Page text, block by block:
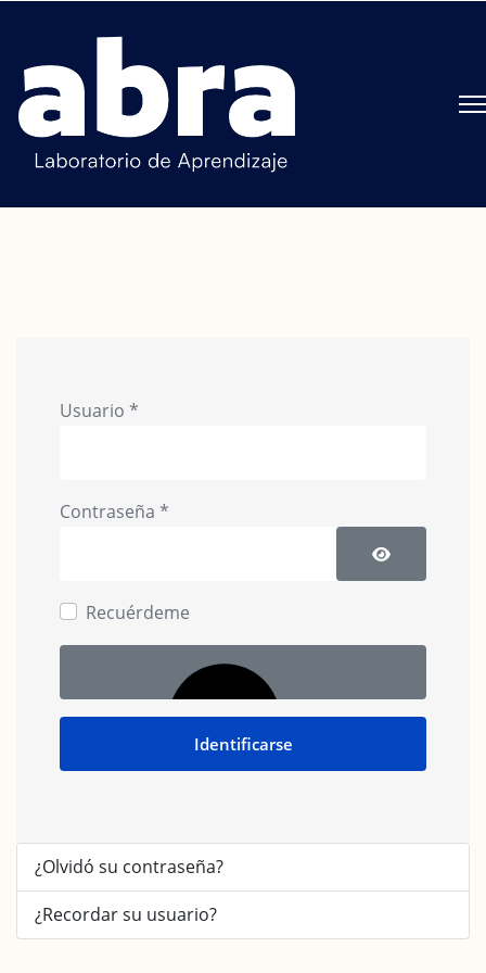
Usuario *
Contraseña *
Recuérdeme
Identificarse
¿Olvidó su contraseña?
¿Recordar su usuario?